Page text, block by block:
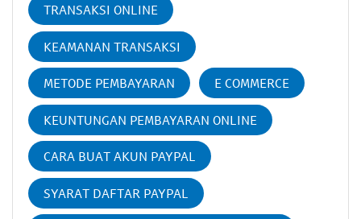
TRANSAKSI ONLINE
KEAMANAN TRANSAKSI
METODE PEMBAYARAN E COMMERCE
KEUNTUNGAN PEMBAYARAN ONLINE
CARA BUAT AKUN PAYPAL
SYARAT DAFTAR PAYPAL